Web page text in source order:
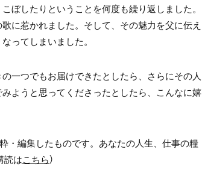
ぼしたりということを何度も繰り返しました。
に惹かれました。そして、その魅力を父に伝え
ってしまいました。
一つでもお届けできたとしたら、さらにその人
ようと思ってくださったとしたら、こんなに嬉
・編集したものです。あなたの人生、仕事の糧
読はこちら）